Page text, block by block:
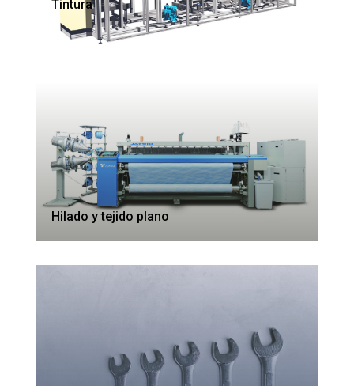
Tintura
Hilado y tejido plano